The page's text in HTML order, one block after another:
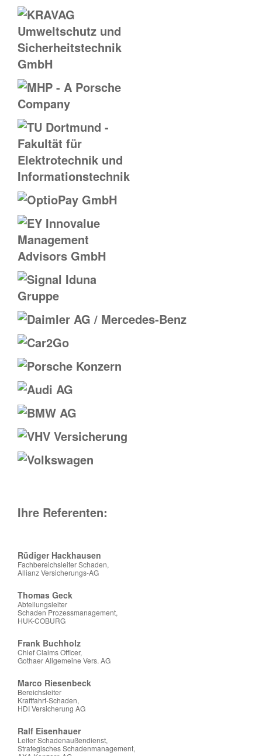
Ihre Referenten:
Rüdiger Hackhausen
Fachbereichsleiter Schaden,
Allianz Versicherungs-AG
Thomas Geck
Abteilungsleiter
Schaden Prozessmanagement,
HUK-COBURG
Frank Buchholz
Chief Claims Officer,
Gothaer Allgemeine Vers. AG
Marco Riesenbeck
Bereichsleiter
Kraftfahrt-Schaden,
HDI Versicherung AG
Ralf Eisenhauer
Leiter Schadenaußendienst,
Strategisches Schadenmanagement,